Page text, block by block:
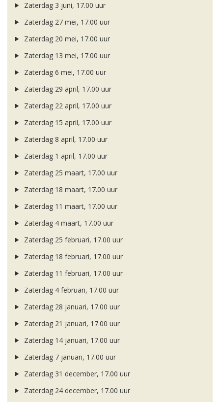
Zaterdag 3 juni, 17.00 uur
Zaterdag 27 mei, 17.00 uur
Zaterdag 20 mei, 17.00 uur
Zaterdag 13 mei, 17.00 uur
Zaterdag 6 mei, 17.00 uur
Zaterdag 29 april, 17.00 uur
Zaterdag 22 april, 17.00 uur
Zaterdag 15 april, 17.00 uur
Zaterdag 8 april, 17.00 uur
Zaterdag 1 april, 17.00 uur
Zaterdag 25 maart, 17.00 uur
Zaterdag 18 maart, 17.00 uur
Zaterdag 11 maart, 17.00 uur
Zaterdag 4 maart, 17.00 uur
Zaterdag 25 februari, 17.00 uur
Zaterdag 18 februari, 17.00 uur
Zaterdag 11 februari, 17.00 uur
Zaterdag 4 februari, 17.00 uur
Zaterdag 28 januari, 17.00 uur
Zaterdag 21 januari, 17.00 uur
Zaterdag 14 januari, 17.00 uur
Zaterdag 7 januari, 17.00 uur
Zaterdag 31 december, 17.00 uur
Zaterdag 24 december, 17.00 uur